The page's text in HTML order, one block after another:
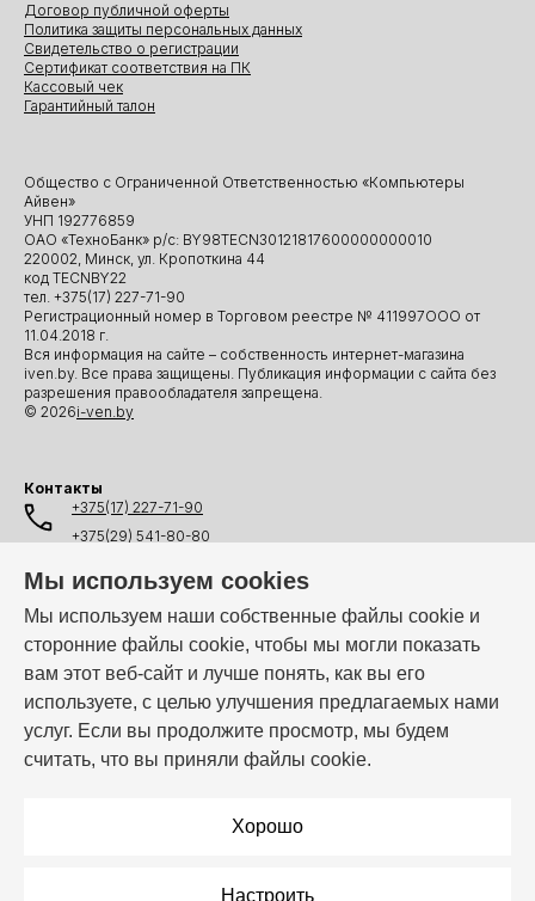
Мы используем cookies
Мы используем наши собственные файлы cookie и
сторонние файлы cookie, чтобы мы могли показать
вам этот веб-сайт и лучше понять, как вы его
используете, с целью улучшения предлагаемых нами
услуг. Если вы продолжите просмотр, мы будем
считать, что вы приняли файлы cookie.
Хорошо
Настроить
Общество с Ограниченной Ответственностью «Компьютеры
Айвен»
УНП 192776859
ОАО «ТехноБанк» р/с: BY98TECN30121817600000000010
220002, Минск, ул. Кропоткина 44
код TECNBY22
тел. +375(17) 227-71-90
Регистрационный номер в Торговом реестре № 411997ООО от
11.04.2018 г.
Вся информация на сайте – собственность интернет-магазина
iven.by. Все права защищены. Публикация информации с сайта без
разрешения правообладателя запрещена.
© 2026i-ven.by
Договор публичной оферты
Политика защиты персональных данных
Свидетельство о регистрации
Сертификат соответствия на ПК
Кассовый чек
Гарантийный талон
Контакты
+375(17) 227-71-90
+375(29) 541-80-80
+375(44) 541-80-80
info@i-ven.by
Мы в мессенджерах:
Режим работы: Пн–Пт: 10:00 – 19:00